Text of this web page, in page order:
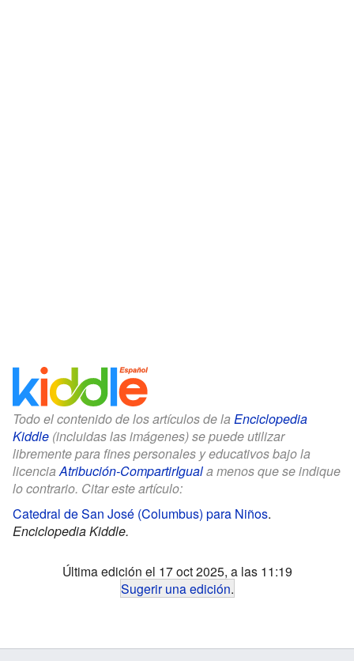
Todo el contenido de los artículos de la Enciclopedia
Kiddle (incluidas las imágenes) se puede utilizar
libremente para fines personales y educativos bajo la
licenciaAtribución-CompartirIguala menos que se indique
lo contrario. Citar este artículo:
Catedral de San José (Columbus) para Niños.
Enciclopedia Kiddle.
Última edición el 17 oct 2025, a las 11:19
Sugerir una edición.